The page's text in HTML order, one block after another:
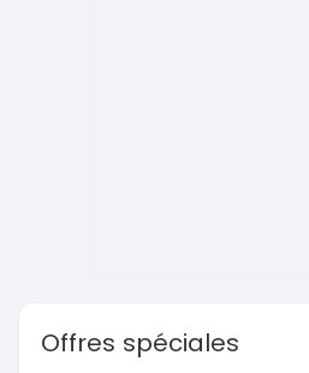
Offres spéciales